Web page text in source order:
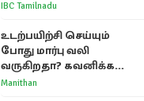
சென்னை உயர்நீதிமன்றம்
IBC Tamilnadu
உடற்பயிற்சி செய்யும்
போது மார்பு வலி
வருகிறதா? கவனிக்க
வேண்டிய எச்சரிக்கை
Manithan